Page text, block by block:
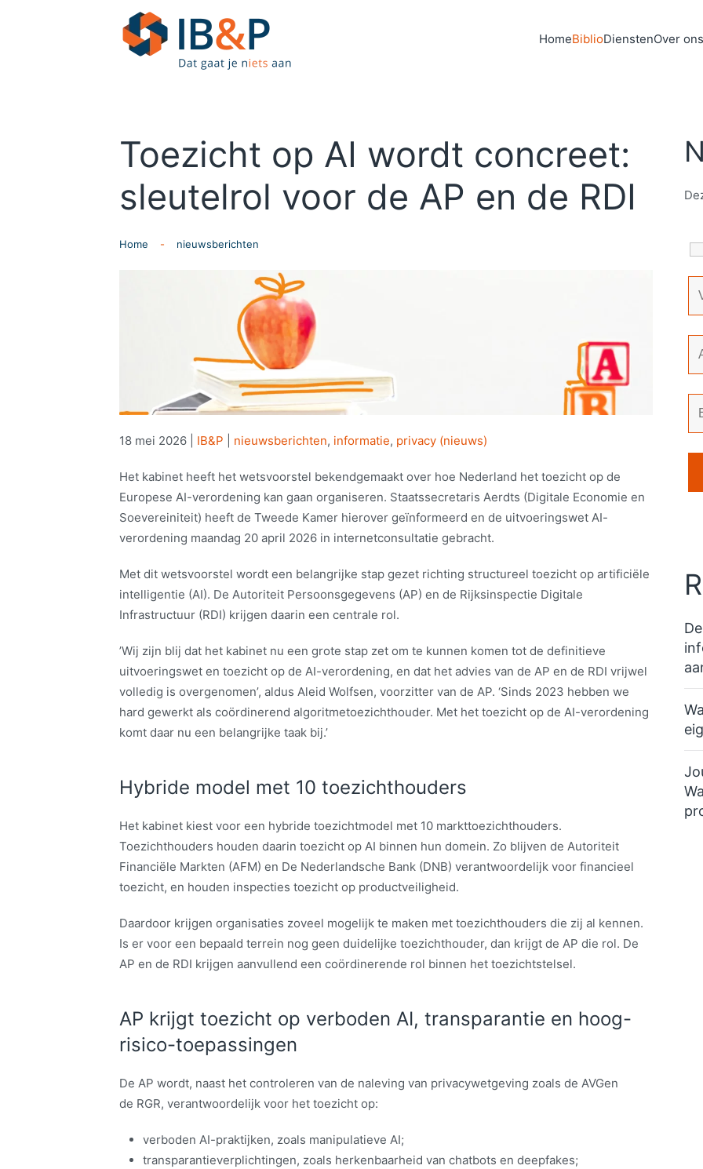
Skip to main content HomeBiblioDienstenOver ons
Toezicht op AI wordt concreet:
sleutelrol voor de AP en de RDI
Home nieuwsberichten
18 mei 2026 IB&P nieuwsberichten, informatie, privacy (nieuws)
Het kabinet heeft het wetsvoorstel bekendgemaakt over hoe Nederland het toezicht op de
Europese AI-verordening kan gaan organiseren. Staatssecretaris Aerdts (Digitale Economie en
Soevereiniteit) heeft de Tweede Kamer hierover geïnformeerd en de uitvoeringswet AI-
verordening maandag 20 april 2026 in internetconsultatie gebracht.
Met dit wetsvoorstel wordt een belangrijke stap gezet richting structureel toezicht op artificiële
intelligentie (AI). De Autoriteit Persoonsgegevens (AP) en de Rijksinspectie Digitale
Infrastructuur (RDI) krijgen daarin een centrale rol.
’Wij zijn blij dat het kabinet nu een grote stap zet om te kunnen komen tot de definitieve
uitvoeringswet en toezicht op de AI-verordening, en dat het advies van de AP en de RDI vrijwel
volledig is overgenomen’, aldus Aleid Wolfsen, voorzitter van de AP. ‘Sinds 2023 hebben we
hard gewerkt als coördinerend algoritmetoezichthouder. Met het toezicht op de AI-verordening
komt daar nu een belangrijke taak bij.’
Hybride model met 10 toezichthouders
Het kabinet kiest voor een hybride toezichtmodel met 10 markttoezichthouders.
Toezichthouders houden daarin toezicht op AI binnen hun domein. Zo blijven de Autoriteit
Financiële Markten (AFM) en De Nederlandsche Bank (DNB) verantwoordelijk voor financieel
toezicht, en houden inspecties toezicht op productveiligheid.
Daardoor krijgen organisaties zoveel mogelijk te maken met toezichthouders die zij al kennen.
Is er voor een bepaald terrein nog geen duidelijke toezichthouder, dan krijgt de AP die rol. De
AP en de RDI krijgen aanvullend een coördinerende rol binnen het toezichtstelsel.
AP krijgt toezicht op verboden AI, transparantie en hoog-
risico-toepassingen
De AP wordt, naast het controleren van de naleving van privacywetgeving zoals de AVGen
de RGR, verantwoordelijk voor het toezicht op:
verboden AI-praktijken, zoals manipulatieve AI;
transparantieverplichtingen, zoals herkenbaarheid van chatbots en deepfakes;